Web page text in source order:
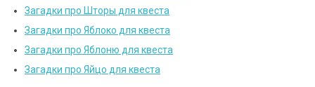
Загадки про Шторы для квеста
Загадки про Яблоко для квеста
Загадки про Яблоню для квеста
Загадки про Яйцо для квеста